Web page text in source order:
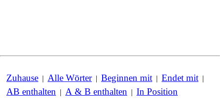
Zuhause | Alle Wörter| Beginnen mit | Endet mit |
AB enthalten | A & B enthalten | In Position